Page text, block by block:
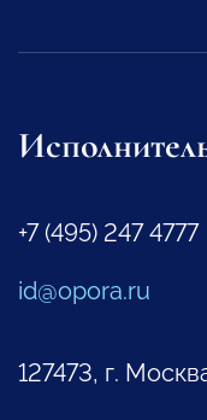
+7 (495) 247 4777
id@opora.ru
127473, г.